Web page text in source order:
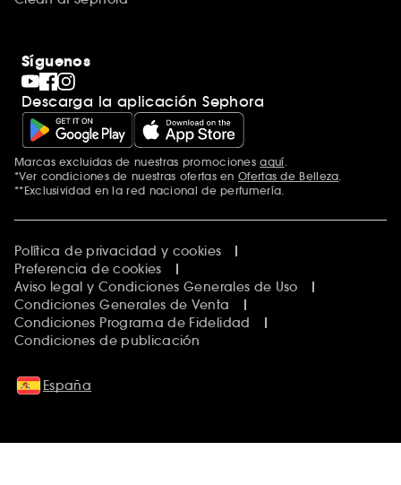
Síguenos
Descarga la aplicación Sephora
Marcas excluidas de nuestras promocionesaquí
*Ver condiciones de nuestras ofertas en Ofertas de Belleza
**Exclusividad en la red nacional de perfumería.
Política de privacidad y cookies
Preferencia de cookies
Aviso legal y Condiciones Generales de Uso
Condiciones Generales de Venta
Condiciones Programa de Fidelidad
Condiciones de publicación
España